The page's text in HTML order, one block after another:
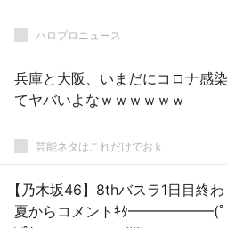
ハロプロニュース
兵庫と大阪、いまだにコロナ感
てヤバいよなｗｗｗｗｗｗ
芸能ネタはこれだけでおｋ
【乃木坂46】8thバスラ1日目終
夏からコメントｷﾀ━━━━━━(ﾟ